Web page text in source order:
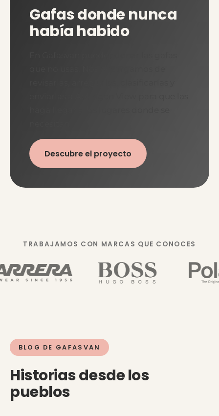
Gafas donde nunca
había habido
Descubre el proyecto
TRABAJAMOS CON MARCAS QUE CONOCES
BLOG DE GAFASVAN
Historias desde los
pueblos